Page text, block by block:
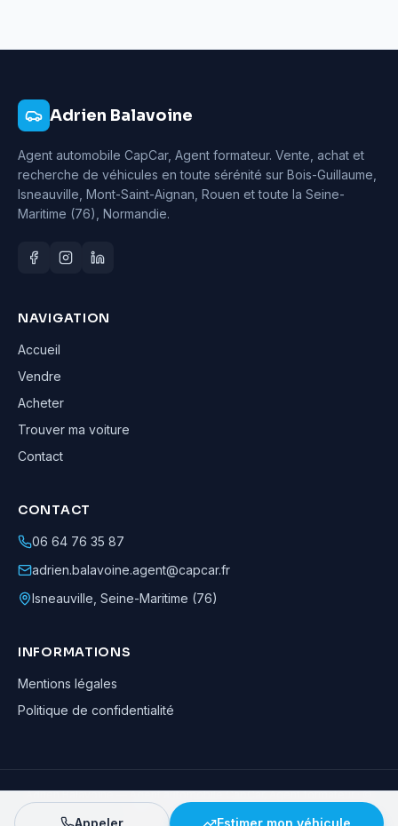
Adrien Balavoine
Agent automobile CapCar, Agent formateur. Vente, achat et
recherche de véhicules en toute sérénité sur Bois-Guillaume,
Isneauville, Mont-Saint-Aignan, Rouen et toute la Seine-
Maritime (76), Normandie.
NAVIGATION
Accueil
Vendre
Acheter
Trouver ma voiture
Contact
CONTACT
06 64 76 35 87
adrien.balavoine.agent@capcar.fr
Isneauville Seine-Maritime (76)
INFORMATIONS
Mentions légales
Politique de confidentialité
Adrien Balavoine—Agent automobile CapCar, Agent formateur· ©
· Tous droits réservés
Appeler Estimer mon véhicule